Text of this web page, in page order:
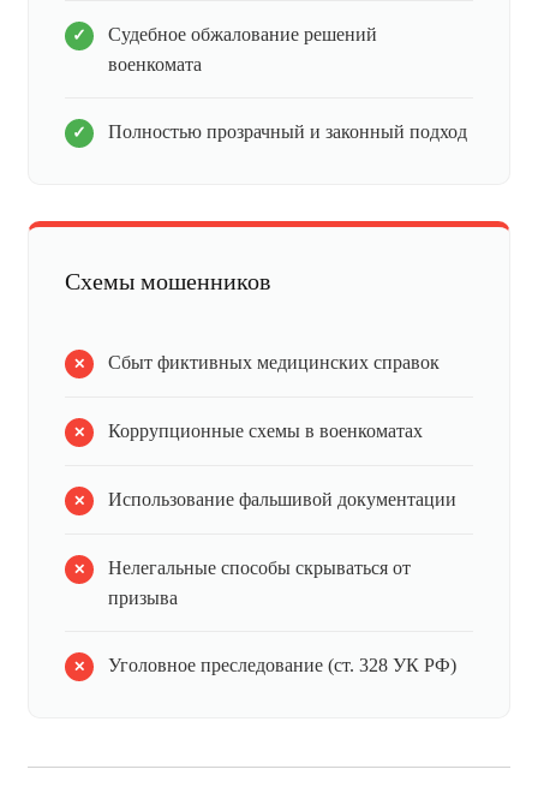
Судебное обжалование решений
военкомата
Полностью прозрачный и законный подход
Схемы мошенников
Сбыт фиктивных медицинских справок
Коррупционные схемы в военкоматах
Использование фальшивой документации
Нелегальные способы скрываться от
призыва
Уголовное преследование (ст. 328 УК РФ)